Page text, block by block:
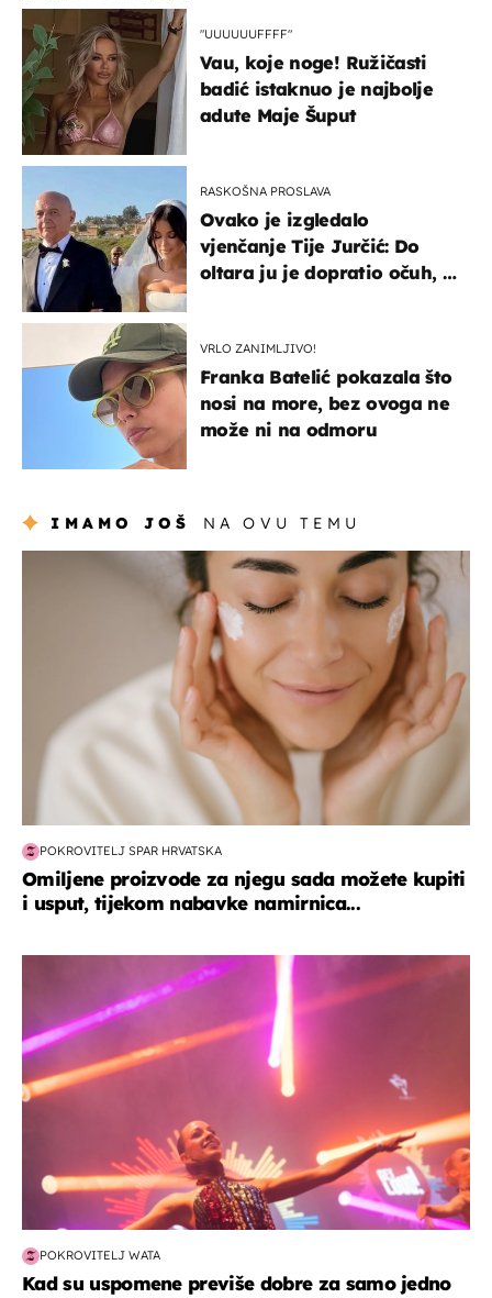
"UUUUUUFFFF"
Vau, koje noge! Ružičasti
badić istaknuo je najbolje
adute Maje Šuput
RASKOŠNA PROSLAVA
Ovako je izgledalo
vjenčanje Tije Jurčić: Do
oltara ju je dopratio očuh, a
VRLO ZANIMLJIVO!
Franka Batelić pokazala što
nosi na more, bez ovoga ne
može ni na odmoru
IMAMO JOŠ NA OVU TEMU
moda & ljepota
POKROVITELJ SPAR HRVATSKA
Omiljene proizvode za njegu sada možete kupiti
i usput, tijekom nabavke namirnica...
POKROVITELJ WATA
Kad su uspomene previše dobre za samo jedno